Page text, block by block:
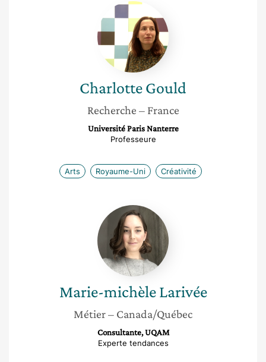
Charlotte
Gould
CharlotteGould
Recherche – France
Université Paris Nanterre
Professeure
Arts Royaume-Uni Créativité
Marie-
michèle
Larivée
Marie-michèle Larivée
Métier– Canada/Québec
Consultante, UQAM
Experte tendances